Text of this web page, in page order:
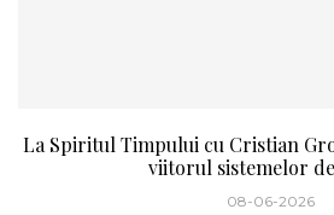
La Spiritul Timpului cu Cristian
viitorul sistemelor
08-06-2026